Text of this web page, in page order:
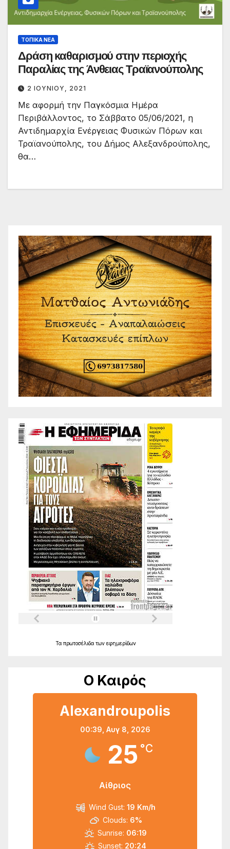
ΤΟΠΙΚΆ ΝΈΑ
Δράση καθαρισμού στην περιοχής
Παραλίας της Άνθειας Τραϊανούπολης
2 ΙΟΥΝΊΟΥ, 2021
Με αφορμή την Παγκόσμια Ημέρα
Περιβάλλοντος, το Σάββατο 05/06/2021, η
Αντιδημαρχία Ενέργειας Φυσικών Πόρων και
Τραϊανούπολης, του Δήμος Αλεξανδρούπολης,
θα…
Τα πρωτοσέλιδα των εφημερίδων
Ο Καιρός
Alexandroupolis
00:39, Αυγ 8, 2026
25 °C
Αίθριος
Wind Gust: 19 Km/h
Clouds: 6%
Sunrise: 06:19
Sunset: 20:24